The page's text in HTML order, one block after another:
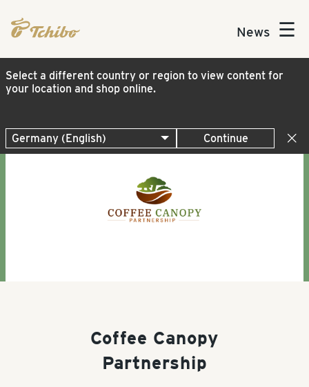
News ☰
Select a different country or region to view content for
your location and shop online.
Continue
Coffee Canopy
Partnership